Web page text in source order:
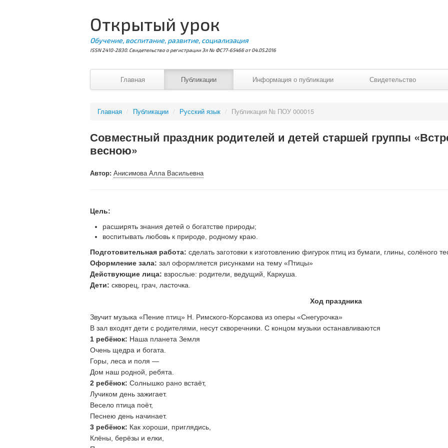
Открытый урок
Обучение, воспитание, развитие, социализация
ISSN 2410-2830. Свидетельство о регистрации Эл № ФС77-65466 от 04.05.2016
Главная Публикации Информация о публикации Свидетельство
Главная / Публикации / Русский язык / Публикация № ПОУ 000015
Совместный праздник родителей и детей старшей группы
весною»
Автор: Анисимова Алла Васильевна
Цель:
расширять знания детей о богатстве природы;
воспитывать любовь к природе, родному краю.
Подготовительная работа: сделать заготовки к изготовлению фигурок птиц из бумаги, глины, солёного
Оформление зала: зал оформляется рисунками на тему «Птицы»
Действующие лица: взрослые: родители, ведущий, Каркуша.
Дети: скворец, грач, ласточка.
Ход праздника
Звучит музыка «Пение птиц» Н. Римского-Корсакова из оперы «Снегурочка»
В зал входят дети с родителями, несут скворечники. С концом музыки останавливаются
1 ребёнок: Наша планета Земля
Очень щедра и богата.
Горы, леса и поля —
Дом наш родной, ребята.
2 ребёнок: Солнышко рано встаёт,
Лучиком день зажигает.
Весело птица поёт,
Песнею день начинает.
3 ребёнок: Как хороши, приглядись,
Клёны, берёзы и елки,